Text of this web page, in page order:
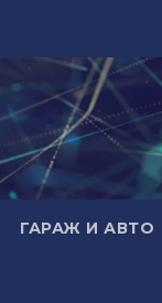
ГАРАЖ И АВТО